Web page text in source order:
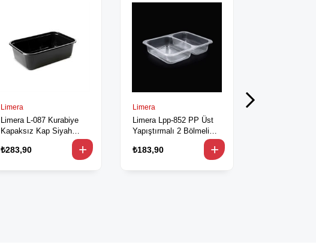
Limera
Limera L-087 Kurabiye
Kapaksız Kap Siyah
₺283,90
Limera
Limera Lpp-852 PP Üst
Yapıştırmalı 2 Bölmeli
₺183,90